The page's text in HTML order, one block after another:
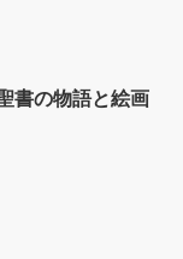
書の物語と絵画